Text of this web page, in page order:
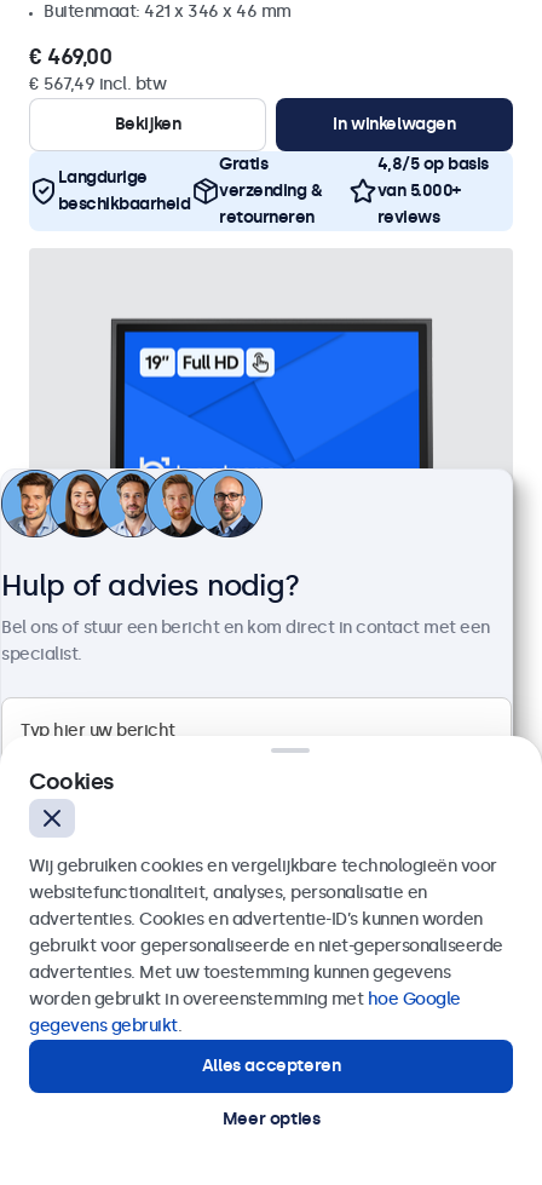
Buitenmaat: 421 x 346 x 46 mm
€ 469,00
€ 567,49 incl. btw
Bekijken
In winkelwagen
Langdurige
beschikbaarheid
Gratis
verzending &
retourneren
4,8/5 op basis
van 5.000+
reviews
19 Inch Touchscreen Metaal
Artikelnummer:
Full HD multi-touch paneel
Aansluitingen: HDMI, DisplayPort, USB-C, VGA
Montage: desktop, wand, inbouw
Buitenmaat: 481 x 294 x 45 mm
€ 569,00
€ 688,49 incl. btw
Bekijken
In winkelwagen
Hulp of advies nodig?
Bel ons of stuur een bericht en kom direct in contact met een
specialist.
Verzenden
Of bel ons op
Hulp of advies nodig?
Direct contact met een specialist.
Cookies
Wij gebruiken cookies en vergelijkbare technologieën voor
websitefunctionaliteit, analyses, personalisatie en
advertenties. Cookies en advertentie-ID’s kunnen worden
gebruikt voor gepersonaliseerde en niet-gepersonaliseerde
advertenties. Met uw toestemming kunnen gegevens
worden gebruikt in overeenstemming met hoe Google
gegevens gebruikt.
Alles accepteren
Meer opties